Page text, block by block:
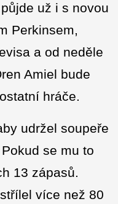
už i s novou
Perkinsem,
a od neděle
Amiel bude
hráče.
udržel soupeře
se mu to
13 zápasů.
více než 80